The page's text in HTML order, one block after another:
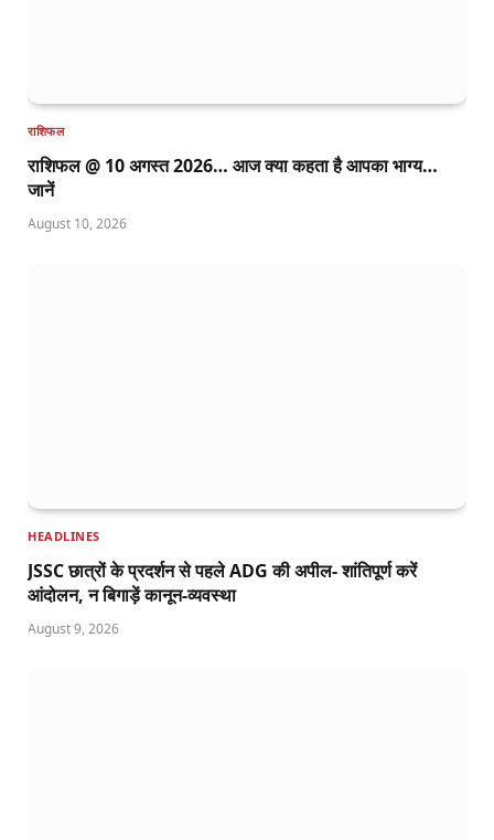
राशिफल
राशिफल @ 10 अगस्त 2026… आज क्या कहता है आपका भाग्य…
जानें
August 10, 2026
HEADLINES
JSSC छात्रों के प्रदर्शन से पहले ADG की अपील- शांतिपूर्ण करें
आंदोलन, न बिगाड़ें कानून-व्यवस्था
August 9, 2026